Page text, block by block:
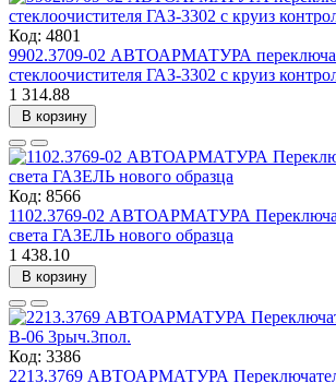
Код: 4801
9902.3709-02 АВТОАРМАТУРА
стеклоочистителя ГАЗ-3302 с круиз
1 314.88
В корзину
Код: 8566
1102.3769-02 АВТОАРМАТУРА
света ГАЗЕЛЬ нового образца
1 438.10
В корзину
Код: 3386
2213.3769 АВТОАРМАТУРА